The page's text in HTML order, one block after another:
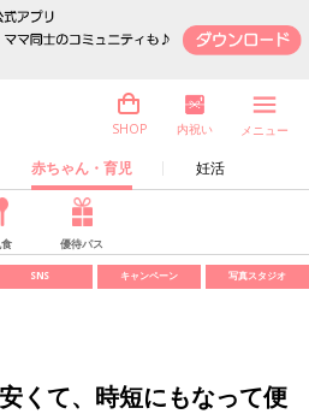
赤ちゃん・育児 妊活
SHOP 内祝い メニュー
優待パス
SNS キャンペーン 写真スタジオ
くて、時短にもなって便